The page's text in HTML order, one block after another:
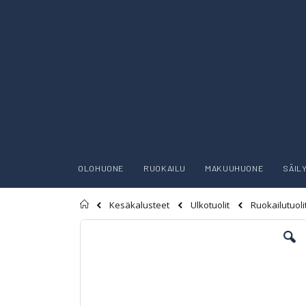
OLOHUONE RUOKAILU MAKUUHUONE
Etusivu
Kesäkalusteet Ulkotuolit
Skip